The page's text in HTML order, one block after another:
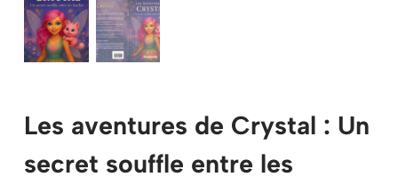
Les aventures de Crystal : Un
secret souffle entre les